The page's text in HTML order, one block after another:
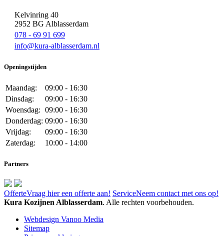
Kelvinring 40
2952 BG Alblasserdam
078 - 69 91 699
info@kura-alblasserdam.nl
Openingstijden
Maandag:
09:00 - 16:30
Dinsdag:
09:00 - 16:30
Woensdag: 09:00 - 16:30
Donderdag: 09:00 - 16:30
Vrijdag:
09:00 - 16:30
Zaterdag:
10:00 - 14:00
Partners
OfferteVraag hier een offerte aan! ServiceNeem contact met ons op!
Kura Kozijnen Alblasserdam. Alle rechten voorbehouden.
Webdesign Vanoo Media
Sitemap